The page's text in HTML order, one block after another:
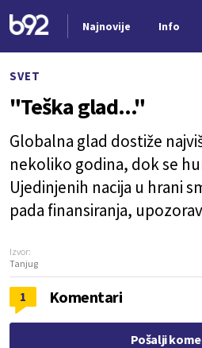
Najnovije Info
SVET
"Teška glad..."
Globalna glad dostiže
nekoliko godina, dok se
Ujedinjenih nacija u hrani
pada finansiranja,
Izvor:
Tanjug
1 Komentari
Pošalji